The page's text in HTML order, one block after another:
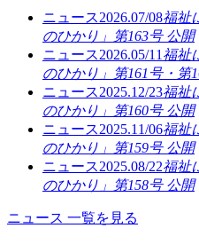
ニュース2026.07/08福祉
のひかり」第163号 公開
ニュース2026.05/11 福祉
のひかり」第161号・第
ニュース2025.12/23福祉
のひかり」第160号 公開
ニュース2025.11/06福祉
のひかり」第159号 公開
ニュース2025.08/22福祉
のひかり」第158号 公開
ニュース 一覧を見る